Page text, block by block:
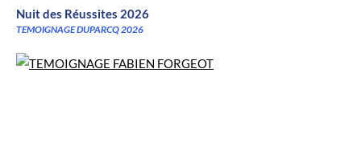
Nuit des Réussites 2026
TEMOIGNAGE DUPARCQ 2026